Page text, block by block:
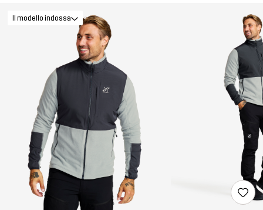
Il modello indossa